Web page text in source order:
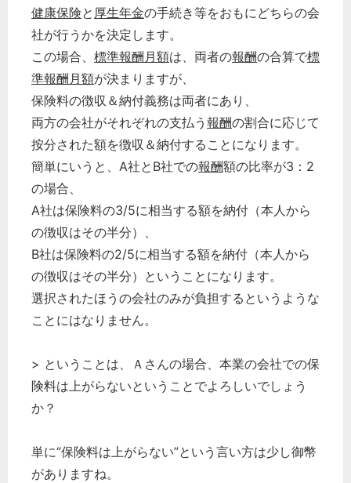
健康保険と 厚生年金の手続き等をおもにどちらの会
社が行うかを決定します。
この場合、 標準報酬月額は、両者の報酬の合算で標
準報酬月額が決まりますが、
保険料の徴収＆納付義務は両者にあり、
両方の会社がそれぞれの支払う 報酬の割合に応じて
按分された額を徴収＆納付することになります。
簡単にいうと、A社とB社での報酬額の比率が3：2
の場合、
A社は保険料の3/5に相当する額を納付（本人から
の徴収はその半分）、
B社は保険料の2/5に相当する額を納付（本人から
の徴収はその半分）ということになります。
選択されたほうの会社のみが負担するというような
ことにはなりません。
> ということは、Ａさんの場合、本業の会社での保
険料は上がらないということでよろしいでしょう
か？
単に“保険料は上がらない”という言い方は少し御幣
がありますね。